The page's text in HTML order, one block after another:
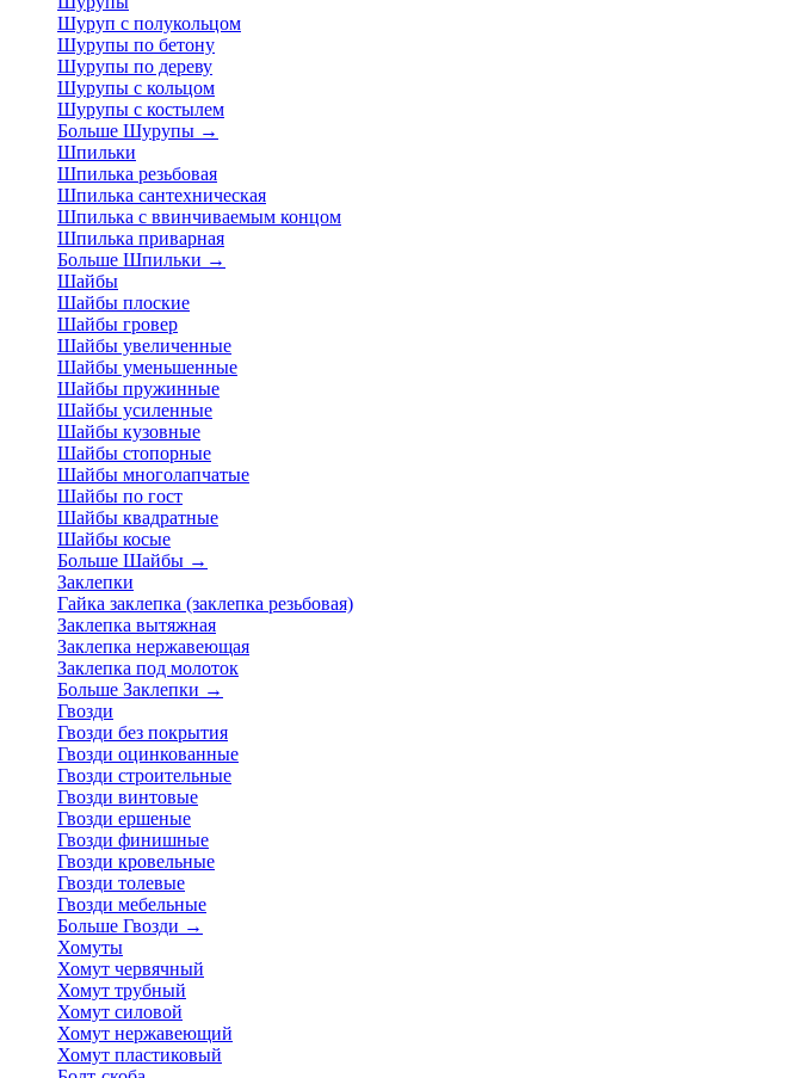
Шуруп с полукольцом
Шурупы по бетону
Шурупы по дереву
Шурупы с кольцом
Шурупы с костылем
Больше Шурупы →
Шпильки
Шпилька резьбовая
Шпилька сантехническая
Шпилька с ввинчиваемым концом
Шпилька приварная
Больше Шпильки →
Шайбы
Шайбы плоские
Шайбы гровер
Шайбы увеличенные
Шайбы уменьшенные
Шайбы пружинные
Шайбы усиленные
Шайбы кузовные
Шайбы стопорные
Шайбы многолапчатые
Шайбы по гост
Шайбы квадратные
Шайбы косые
Больше Шайбы →
Заклепки
Гайка заклепка (заклепка резьбовая)
Заклепка вытяжная
Заклепка нержавеющая
Заклепка под молоток
Больше Заклепки →
Гвозди
Гвозди без покрытия
Гвозди оцинкованные
Гвозди строительные
Гвозди винтовые
Гвозди ершеные
Гвозди финишные
Гвозди кровельные
Гвозди толевые
Гвозди мебельные
Больше Гвозди →
Хомуты
Хомут червячный
Хомут трубный
Хомут силовой
Хомут нержавеющий
Хомут пластиковый